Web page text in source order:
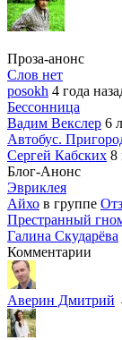
Проза-анонс
Слов нет
posokh 4 года
Бессонница
Вадим Векслер 6
Автобус.
Сергей Кабских 8
Блог-Анонс
Эвриклея
Айхо в группе
Престранный
Галина Скударёва
Комментарии
Аверин Дмитрий